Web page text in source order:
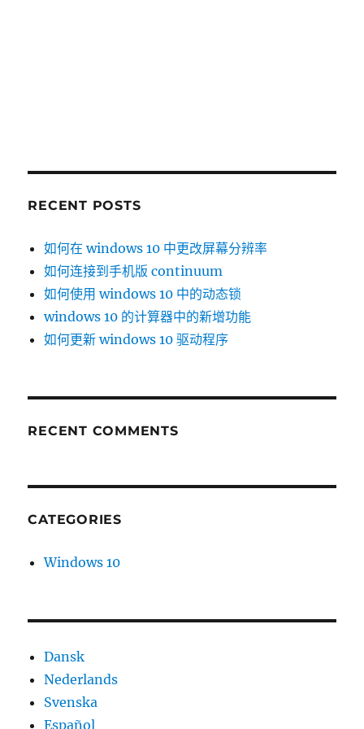
RECENT POSTS
如何在 windows 10 中更改屏幕分辨率
如何连接到手机版 continuum
如何使用 windows 10 中的动态锁
windows 10 的计算器中的新增功能
如何更新 windows 10 驱动程序
RECENT COMMENTS
CATEGORIES
Windows 10
Dansk
Nederlands
Svenska
Español